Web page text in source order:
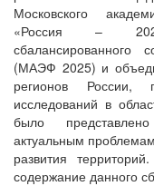
Московского
«Россия –
сбалансированного
(МАЭФ 2025) и
регионов России,
исследований в
было
актуальным
развития
содержание данного